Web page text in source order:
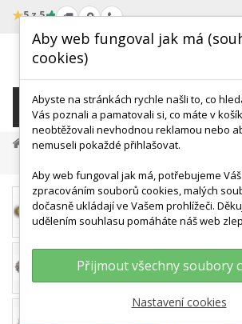
★5 z 5
KATEGORIE
Terapie A Rehabilitace
Aby web fungoval jak má
cookies)
Abyste na stránkách rychle našli to, co
Vás poznali a pamatovali si, co máte v
neobtěžovali nevhodnou reklamou nebo
nemuseli pokaždé přihlašovat.
Aby web fungoval jak má, potřebujeme
zpracováním souborů cookies, malých
dočasně ukládají ve Vašem prohlížeči.
udělením souhlasu pomáháte náš web
Přijmout všechny soubory
Nastavení cookies